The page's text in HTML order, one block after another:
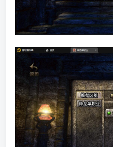
使用社交账